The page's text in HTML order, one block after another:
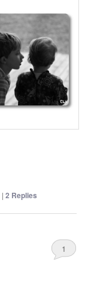
|2 Replies
1